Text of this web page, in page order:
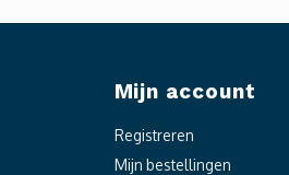
Mijn account
Registreren
Mijn bestellingen